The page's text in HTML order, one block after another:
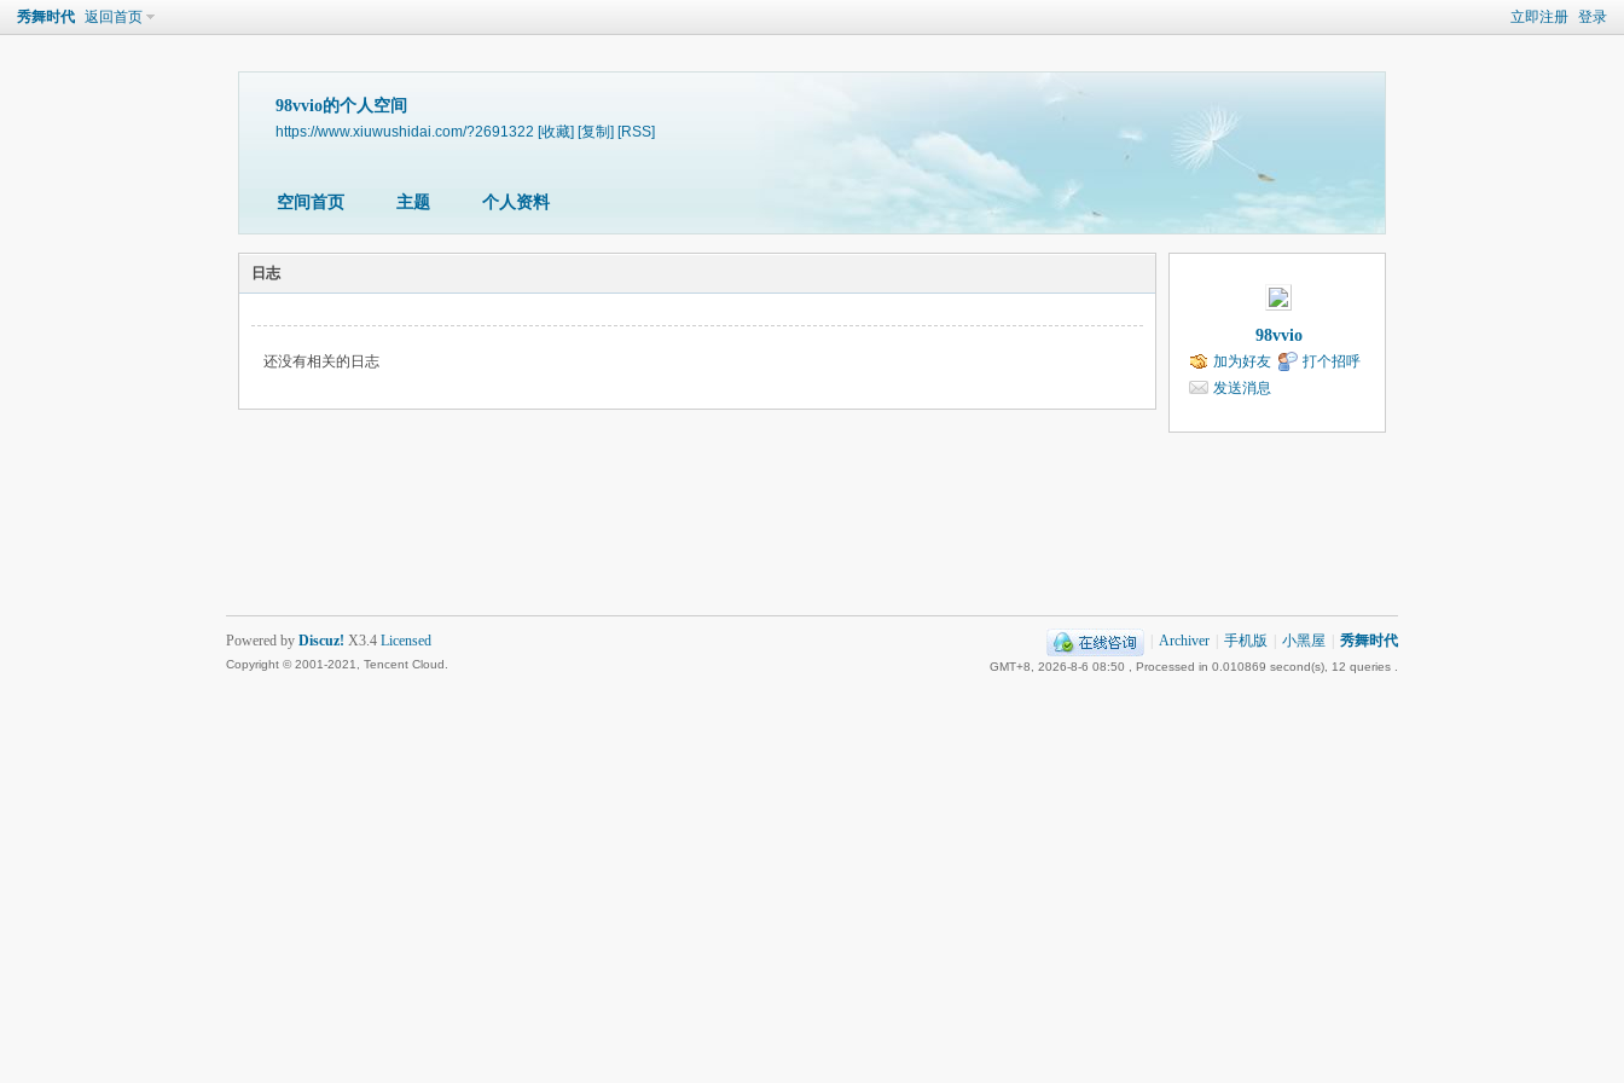
立即注册 登录
秀舞时代 返回首页
98vvio的个人空间
https://www.xiuwushidai.com/?2691322 [收藏] [复制] [RSS]
空间首页 主题 个人资料
日志
还没有相关的日志
98vvio
加为好友
打个招呼
发送消息
Archiver 手机版 小黑屋 秀舞时代
GMT+8, 2026-8-6 08:50 , Processed in 0.010869 second(s), 12 queries .
Powered by Discuz! X3.4 Licensed
Copyright © 2001-2021, Tencent Cloud.